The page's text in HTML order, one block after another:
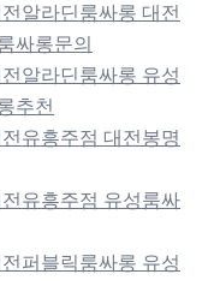
알라딘룸싸롱 대전
싸롱문의
알라딘룸싸롱 유성
추천
유흥주점 대전봉명
유흥주점 유성룸싸
퍼블릭룸싸롱 유성